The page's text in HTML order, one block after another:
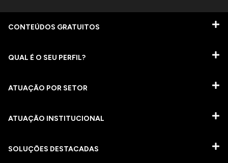
CONTEÚDOS GRATUITOS
QUAL É O SEU PERFIL?
ATUAÇÃO POR SETOR
ATUAÇÃO INSTITUCIONAL
SOLUÇÕES DESTACADAS